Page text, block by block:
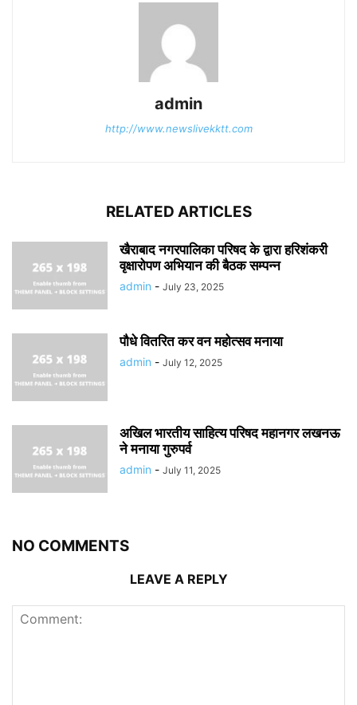
admin
http://www.newslivekktt.com
RELATED ARTICLES
खैराबाद नगरपालिका परिषद के द्वारा हरिशंकरी
वृक्षारोपण अभियान की बैठक सम्पन्न
admin - July 23, 2025
पौधे वितरित कर वन महोत्सव मनाया
admin - July 12, 2025
अखिल भारतीय साहित्य परिषद महानगर लखनऊ
ने मनाया गुरुपर्व
admin - July 11, 2025
NO COMMENTS
LEAVE A REPLY